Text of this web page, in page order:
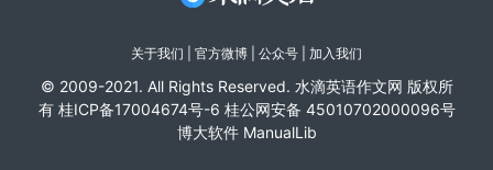
关于我们 官方微博 | 公众号 | 加入我们
© 2009-2021. All Rights Reserved. 水滴英语作文网 版权所
有 桂ICP备17004674号-6 桂公网安备 45010702000096号
博大软件 ManualLib